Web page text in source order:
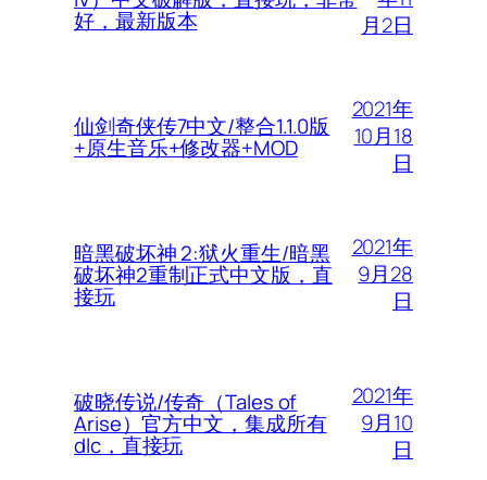
好，最新版本
月2日
仙剑奇侠传7中文/整合1.1.0版
+原生音乐+修改器+MOD
2021年
10月18
日
暗黑破坏神 2:狱火重生/暗黑
破坏神2重制正式中文版，直
接玩
2021年
9月28
日
破晓传说/传奇（Tales of
Arise）官方中文，集成所有
dlc，直接玩
2021年
9月10
日